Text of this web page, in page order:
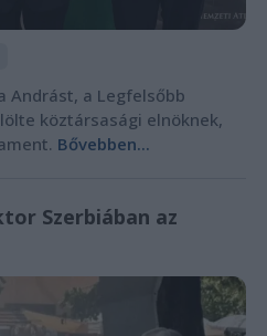
Andrást, a Legfelsőbb
köztársasági elnöknek,
Bővebben...
Szerbiában az